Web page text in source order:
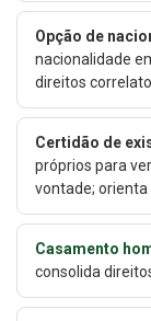
Opção de
nacionalidade
direitos
Certidão de
próprios para
vontade; orienta
Casamento
consolida